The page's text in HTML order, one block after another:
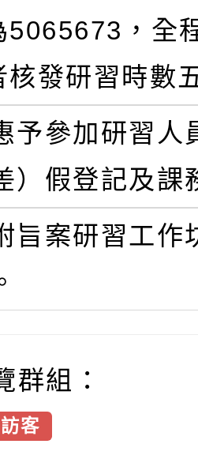
5065673，全
核發研習時數
予參加研習人
）假登記及課
旨案研習工作
群組：
訪客